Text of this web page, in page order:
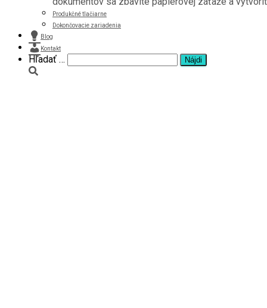
Produkčné tlačiarne
Dokončovacie zariadenia
Blog
Kontakt
Hľadať …